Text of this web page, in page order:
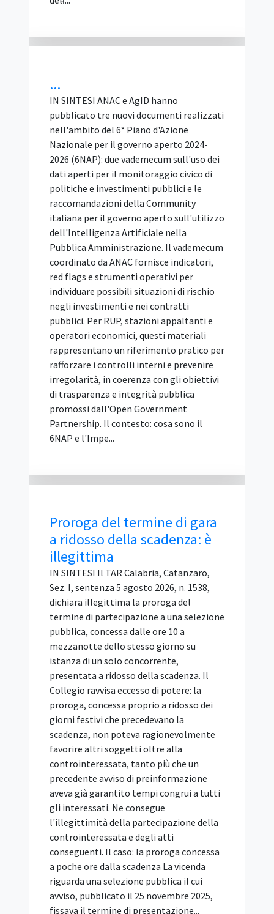
Bando tipo vincolante: cosa dispone l'art.
Il Bando tipo n. 2/2026 non è un modello
Unicità dell’Offerta: le
Offerte Alternative Sono
Vietate
IN SINTESI Il Tar Lazio, Roma, Sez. II bis,
con la sentenza 4 agosto 2026, n. 14084,
ribadisce che il principio di unicità
dell'offerta vieta a ogni concorrente di
presentare più di una proposta in gara. La
regola serve a garantire la comparazione
tra i partecipanti in condizioni di parità.
Nel caso deciso, un'impresa aveva offerto
un prodotto diverso da quello richiesto
nelle specifiche tecniche, dichiarandosi
però disponibile a fornire il materiale
originariamente indicato qualora la
stazione appaltante lo avesse ritenuto
inderogabile. Per il Tar questa è un'offerta
condizionata e alternativa, vietata
perché attribuisce al concorrente un
ventaglio di opzioni precluso agli altri
rifiuti), ...
IGF Italia 2026: il
programma delle sessioni è
definito
IN SINTESI Il Comitato IGF Italia,
costituito presso il Dipartimento per la
trasformazione digitale, ha reso noto il
programma di IGF Italia 2026, in
calendario a Napoli il 29 e 30 ottobre
2026. Il programma comprende 19
sessioni, definite dopo una consultazione
pubblica che ha raccolto oltre 300
contributi da istituzioni, PA, università,
imprese, comunità tecnica e società
civile. Gli incontri saranno dedicati a otto
aree tematiche: intelligenza artificiale,
cybersicurezza e fiducia digitale,
sovranità digitale, competenze digitali e
inclusione, informazione e
disinformazione, cooperazione digitale e
governance multistakeholder,
sostenibilità digitale e partecipazione dei